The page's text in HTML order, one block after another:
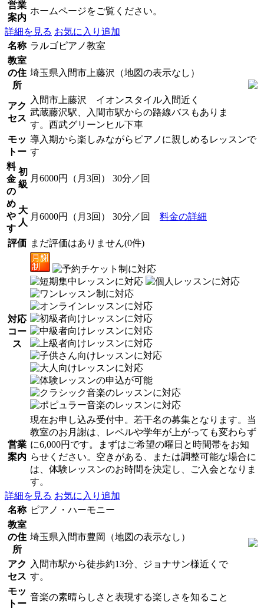
営業
案内
ホームページをご覧ください。
詳細を見る お気に入り追加
名称 ラルゴピアノ教室
教室
の住
所
埼玉県入間市上藤沢（地図の表示なし）
アク
セス
入間市上藤沢 イオンスタイル入間近く
武蔵藤沢駅、入間市駅からの路線バスもありま
す。西武グリーンヒル下車
モッ
トー
導入期から楽しみながらピアノに親しめるレッスンで
す
料
金
の
め
や
す
初
級
月6000円（月3回） 30分／回
大
人
月6000円（月3回） 30分／回 料金の詳細
評価 まだ評価はありません(0件)
対応
コー
ス
営業
案内
現在お申し込み受付中。若干名の募集となります。当
教室のお月謝は、レベルや学年が上がっても変わらず
に6,000円です。まずはご希望の曜日と時間帯をお知
らせください。空きがある、または調整可能な場合に
は、体験レッスンのお時間を決定し、ご入会となりま
す。
詳細を見る お気に入り追加
名称 ピアノ・ハーモニー
教室
の住
所
埼玉県入間市豊岡（地図の表示なし）
アク
セス
入間市駅から徒歩約13分、ジョナサン様近くで
す。
モッ
トー
音楽の素晴らしさと表現する楽しさを知ること